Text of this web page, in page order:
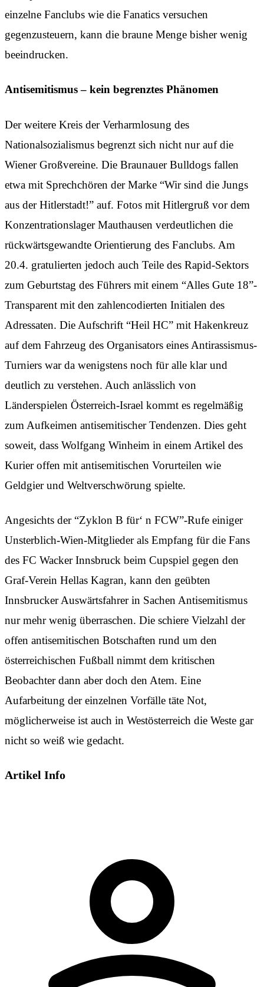
einzelne Fanclubs wie die Fanatics versuchen
gegenzusteuern, kann die braune Menge bisher wenig
beeindrucken.
Antisemitismus – kein begrenztes Phänomen
Der weitere Kreis der Verharmlosung des
Nationalsozialismus begrenzt sich nicht nur auf die
Wiener Großvereine. Die Braunauer Bulldogs fallen
etwa mit Sprechchören der Marke “Wir sind die Jungs
aus der Hitlerstadt!” auf. Fotos mit Hitlergruß vor dem
Konzentrationslager Mauthausen verdeutlichen die
rückwärtsgewandte Orientierung des Fanclubs. Am
20.4. gratulierten jedoch auch Teile des Rapid-Sektors
zum Geburtstag des Führers mit einem “Alles Gute 18”-
Transparent mit den zahlencodierten Initialen des
Adressaten. Die Aufschrift “Heil HC” mit Hakenkreuz
auf dem Fahrzeug des Organisators eines Antirassismus-
Turniers war da wenigstens noch für alle klar und
deutlich zu verstehen. Auch anlässlich von
Länderspielen Österreich-Israel kommt es regelmäßig
zum Aufkeimen antisemitischer Tendenzen. Dies geht
soweit, dass Wolfgang Winheim in einem Artikel des
Kurier offen mit antisemitischen Vorurteilen wie
Geldgier und Weltverschwörung spielte.
Angesichts der “Zyklon B für‘ n FCW”-Rufe einiger
Unsterblich-Wien-Mitglieder als Empfang für die Fans
des FC Wacker Innsbruck beim Cupspiel gegen den
Graf-Verein Hellas Kagran, kann den geübten
Innsbrucker Auswärtsfahrer in Sachen Antisemitismus
nur mehr wenig überraschen. Die schiere Vielzahl der
offen antisemitischen Botschaften rund um den
österreichischen Fußball nimmt dem kritischen
Beobachter dann aber doch den Atem. Eine
Aufarbeitung der einzelnen Vorfälle täte Not,
möglicherweise ist auch in Westösterreich die Weste gar
nicht so weiß wie gedacht.
Artikel Info